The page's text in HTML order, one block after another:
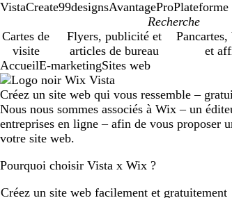
VistaCreate99designsAvantageProPlateforme
Cartes de
visite
Flyers, publicité et
articles de bureau
et
AccueilE-marketingSites web
Créez un site web qui vous ressemble –
Nous nous sommes associés à Wix – un
entreprises en ligne – afin de vous proposer
votre site web.
Pourquoi choisir Vista x Wix ?
Créez un site web facilement et gratuitement